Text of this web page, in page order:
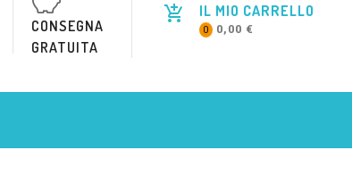
IL MIO CARRELLO
0 0,00 €
CONSEGNA
GRATUITA